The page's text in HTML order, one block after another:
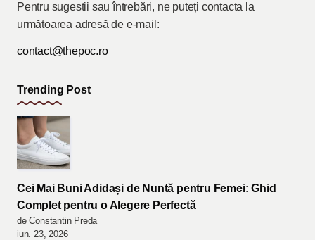
Pentru sugestii sau întrebări, ne puteți contacta la
următoarea adresă de e-mail:
contact@thepoc.ro
Trending Post
Cei Mai Buni Adidași de Nuntă pentru Femei: Ghid
Complet pentru o Alegere Perfectă
de Constantin Preda
iun. 23, 2026